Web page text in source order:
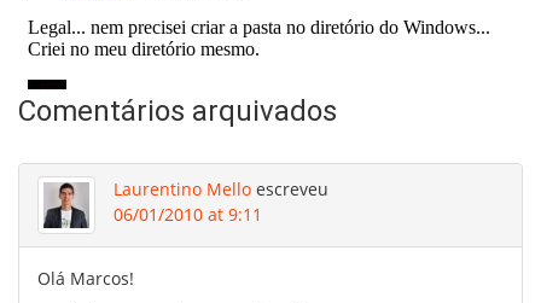
Comentários arquivados
Laurentino Mello escreveu
06/01/2010 at 9:11
Olá Marcos!